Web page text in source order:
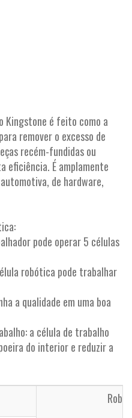
Kingstone é feito como a
remover o excesso de
recém-fundidas ou
eficiência. É amplamente
de hardware,
pode operar 5 células
robótica pode trabalhar
a qualidade em uma boa
a célula de trabalho
do interior e reduzir a
Robô